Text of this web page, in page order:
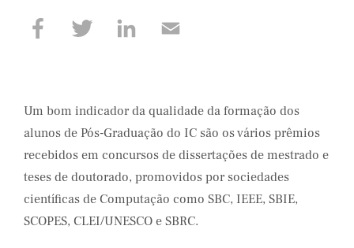
Um bom indicador da qualidade da formação dos
alunos de Pós-Graduação do IC são os vários prêmios
recebidos em concursos de dissertações de mestrado e
teses de doutorado, promovidos por sociedades
científicas de Computação como SBC, IEEE, SBIE,
SCOPES, CLEI/UNESCO e SBRC.